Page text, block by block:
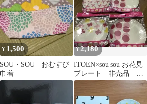
¥ 1,500
SOU・SOU おむすび
巾着
¥2,180
ITOEN×sou sou お花見
プレート 非売品 コ
ラボ ソウソウ 4セッ